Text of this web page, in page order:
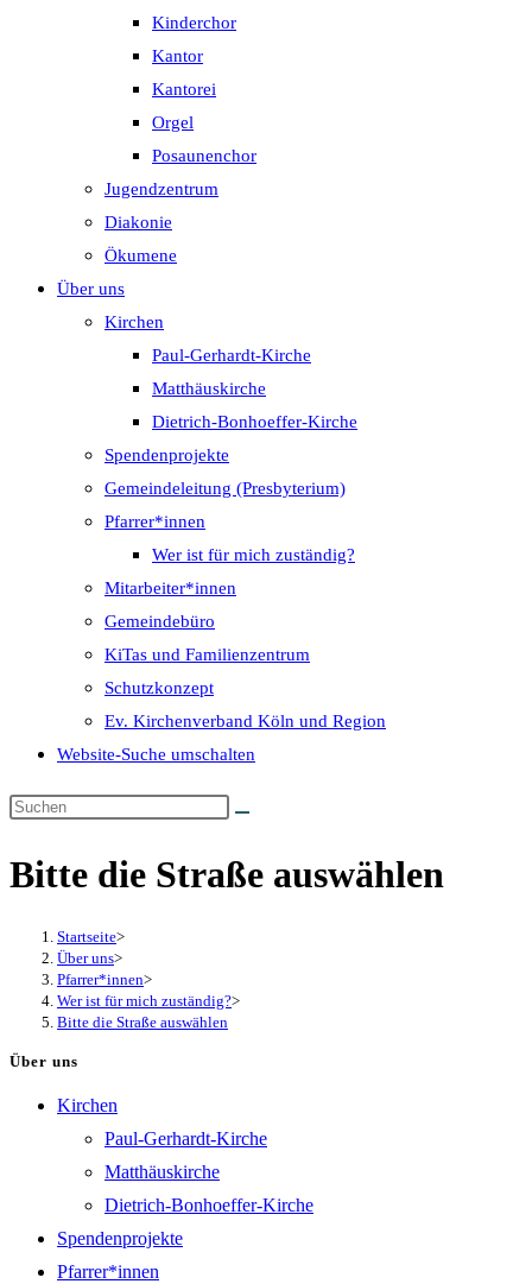
Kinderchor
Kantor
Kantorei
Orgel
Posaunenchor
Jugendzentrum
Diakonie
Ökumene
Über uns
Kirchen
Paul-Gerhardt-Kirche
Matthäuskirche
Dietrich-Bonhoeffer-Kirche
Spendenprojekte
Gemeindeleitung (Presbyterium)
Pfarrer*innen
Wer ist für mich zuständig?
Mitarbeiter*innen
Gemeindebüro
KiTas und Familienzentrum
Schutzkonzept
Ev. Kirchenverband Köln und Region
Website-Suche umschalten
Bitte die Straße auswählen
Startseite>
Über uns>
Pfarrer*innen>
Wer ist für mich zuständig?>
Bitte die Straße auswählen
Über uns
Kirchen
Paul-Gerhardt-Kirche
Matthäuskirche
Dietrich-Bonhoeffer-Kirche
Spendenprojekte
Pfarrer*innen